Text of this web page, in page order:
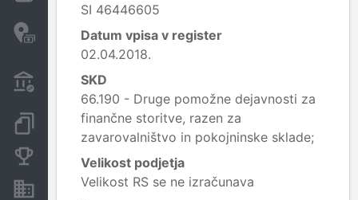
transakcije
Transakcije iz državnega
Dokumenti in objave
Konkurenčna podjetja
Nepremičnine in sredstva
SI 46446605
Datum vpisa v register
02.04.2018.
SKD
66.190 - Druge pomožne dejavnosti za
finančne storitve, razen za
zavarovalništvo in pokojninske sklade;
Velikost podjetja
Velikost RS se ne izračunava